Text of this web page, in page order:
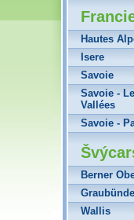
Hautes
Isere
Savoie
Savoie -
Vallées
Savoie -
Berner
Wallis